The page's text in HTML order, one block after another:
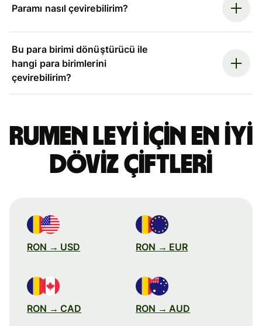
Paramı nasıl çevirebilirim?
Bu para birimi dönüştürücü ile
hangi para birimlerini
çevirebilirim?
Rumen leyi için en iyi
döviz çiftleri
RON → USD RON → EUR
RON → CAD RON → AUD